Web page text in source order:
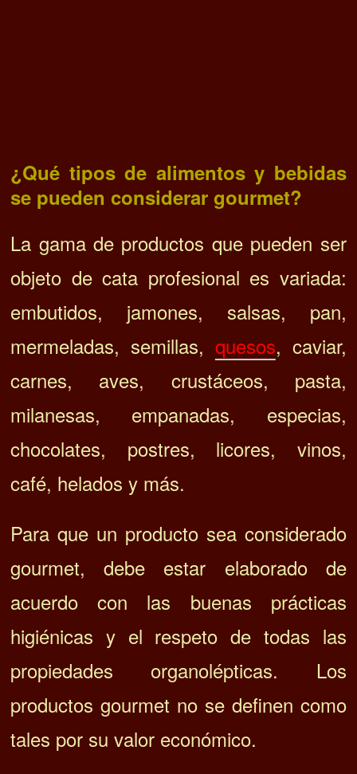
¿Qué tipos de alimentos y bebidas
se pueden considerar gourmet?
La gama de productos que pueden ser
objeto de cata profesional es variada:
embutidos, jamones, salsas, pan,
mermeladas, semillas, quesos, caviar,
carnes, aves, crustáceos, pasta,
milanesas, empanadas, especias,
chocolates, postres, licores, vinos,
café, helados y más.
Para que un producto sea considerado
gourmet, debe estar elaborado de
acuerdo con las buenas prácticas
higiénicas y el respeto de todas las
propiedades organolépticas. Los
productos gourmet no se definen como
tales por su valor económico.